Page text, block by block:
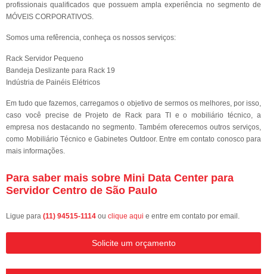
profissionais qualificados que possuem ampla experiência no segmento de
MÓVEIS CORPORATIVOS.
Somos uma refêrencia, conheça os nossos serviços:
Rack Servidor Pequeno
Bandeja Deslizante para Rack 19
Indústria de Painéis Elétricos
Em tudo que fazemos, carregamos o objetivo de sermos os melhores, por isso,
caso você precise de Projeto de Rack para TI e o mobiliário técnico, a
empresa nos destacando no segmento. Também oferecemos outros serviços,
como Mobiliário Técnico e Gabinetes Outdoor. Entre em contato conosco para
mais informações.
Para saber mais sobre Mini Data Center para
Servidor Centro de São Paulo
Ligue para (11) 94515-1114 ou clique aqui e entre em contato por email.
Solicite um orçamento